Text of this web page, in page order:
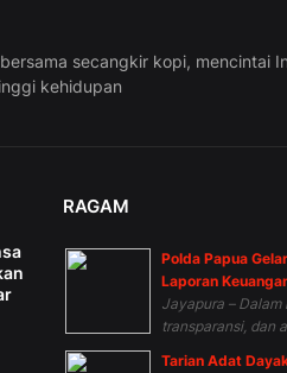
secangkir kopi, mencintai
kehidupan
RAGAM
Polda Papua
Laporan
Jayapura –
transparansi, dan
Tarian Adat